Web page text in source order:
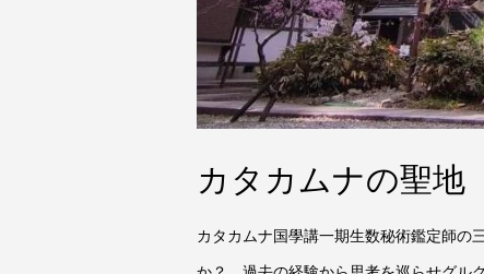
カタカムナの聖
カタカムナ国學講一期生数秘術鑑定師